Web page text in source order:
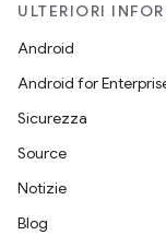
ULTERIORI
Android
Android for
Sicurezza
Source
Notizie
Blog